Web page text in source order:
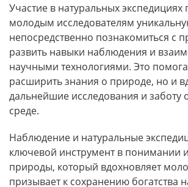
Участие в натуральных экспедициях
молодым исследователям
непосредственно познакомиться с
развить навыки наблюдения и
научными технологиями. Это
расширить знания о природе, но и
дальнейшие исследования и
среде.
Наблюдение и натуральные
ключевой инструмент в понимании
природы, который вдохновляет
призывает к сохранению богатства